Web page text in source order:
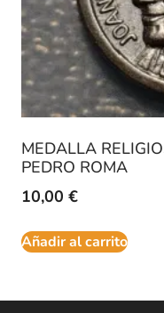
MEDALLA
PEDRO ROMA
10,00 €
Añadir al carrito